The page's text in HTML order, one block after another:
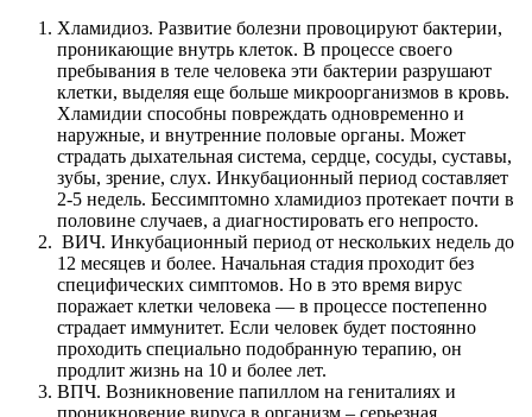
Хламидиоз. Развитие болезни провоцируют бактерии,
проникающие внутрь клеток. В процессе своего
пребывания в теле человека эти бактерии разрушают
клетки, выделяя еще больше микроорганизмов в кровь.
Хламидии способны повреждать одновременно и
наружные, и внутренние половые органы. Может
страдать дыхательная система, сердце, сосуды, суставы,
зубы, зрение, слух. Инкубационный период составляет
2-5 недель. Бессимптомно хламидиоз протекает почти в
половине случаев, а диагностировать его непросто.
ВИЧ. Инкубационный период от нескольких недель до
12 месяцев и более. Начальная стадия проходит без
специфических симптомов. Но в это время вирус
поражает клетки человека — в процессе постепенно
страдает иммунитет. Если человек будет постоянно
проходить специально подобранную терапию, он
продлит жизнь на 10 и более лет.
ВПЧ. Возникновение папиллом на гениталиях и